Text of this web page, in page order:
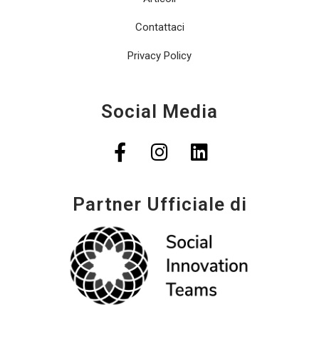
Contattaci
Privacy Policy
Social Media
Partner Ufficiale di